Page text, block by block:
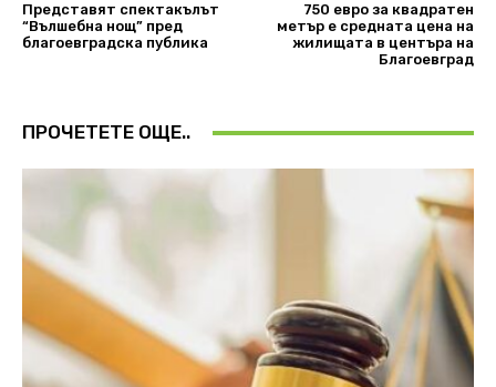
Представят спектакълът
“Вълшебна нощ” пред
благоевградска публика
750 евро за квадратен
метър е средната цена на
жилищата в центъра на
Благоевград
ПРОЧЕТЕТЕ ОЩЕ..